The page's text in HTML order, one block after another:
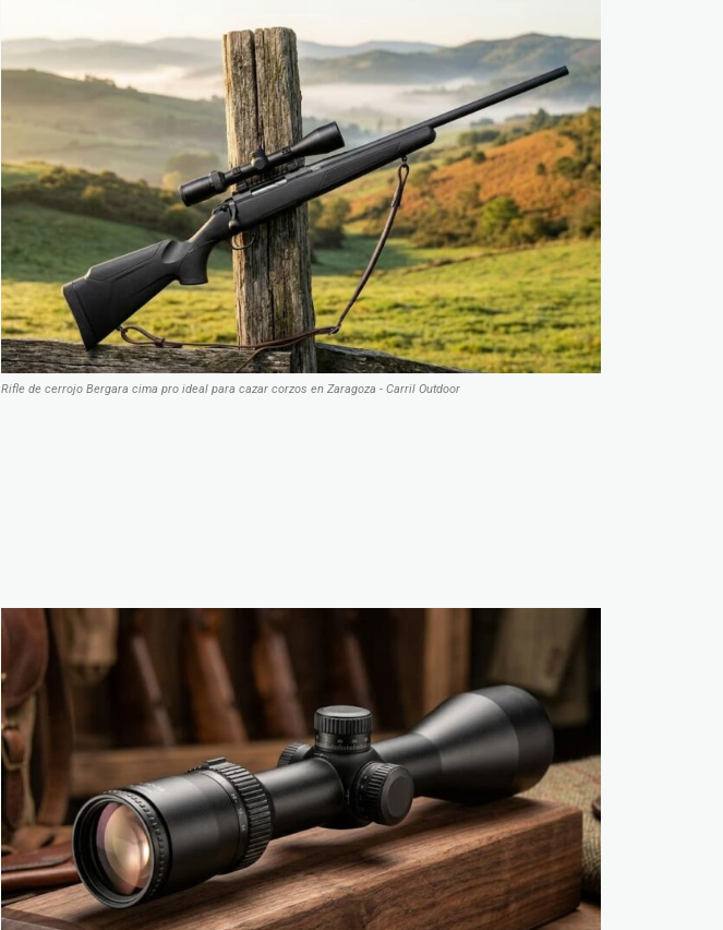
Rifle de cerrojo Bergara cima pro ideal para cazar corzos en Zaragoza - Carril Outdoor